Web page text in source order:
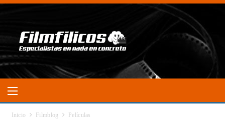
Inicio Filmblog Películas